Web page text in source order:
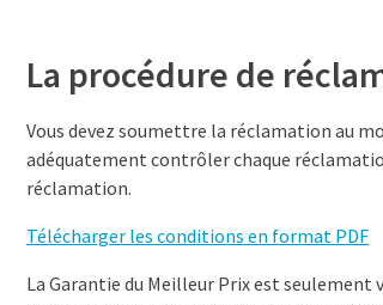
La procédure de
Vous devez soumettre la réclamation au
adéquatement contrôler chaque
réclamation.
Télécharger les conditions en format PDF
La Garantie du Meilleur Prix est